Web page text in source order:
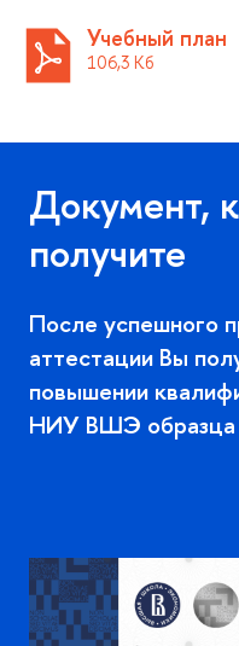
Учебный план
106,3 К
Документ,
получите
После успешного
аттестации Вы
повышении
НИУ ВШЭ образца